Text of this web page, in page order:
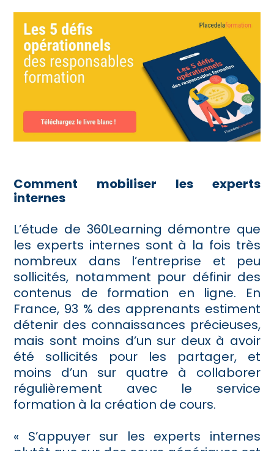
Comment mobiliser les experts
internes
L’étude de 360Learning démontre que
les experts internes sont à la fois très
nombreux dans l’entreprise et peu
sollicités, notamment pour définir des
contenus de formation en ligne. En
France, 93 % des apprenants estiment
détenir des connaissances précieuses,
mais sont moins d’un sur deux à avoir
été sollicités pour les partager, et
moins d’un sur quatre à collaborer
régulièrement avec le service
formation à la création de cours.
« S’appuyer sur les experts internes